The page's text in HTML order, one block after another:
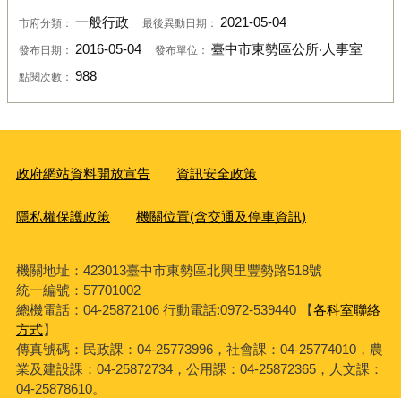
市府分類： 一般行政 最後異動日期： 2021-05-04
發布日期： 2016-05-04 發布單位： 臺中市東勢區公所‧人事室
點閱次數： 988
政府網站資料開放宣告 資訊安全政策
隱私權保護政策 機關位置(含交通及停車資訊)
機關地址：423013臺中市東勢區北興里豐勢路518號
統一編號：57701002
總機電話：04-25872106 行動電話:0972-539440 【各科室聯絡
方式】
傳真號碼：民政課：04-25773996，社會課：04-25774010，農
業及建設課：04-25872734，公用課：04-25872365，人文課：
04-25878610。